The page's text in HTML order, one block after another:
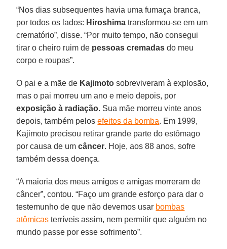
“Nos dias subsequentes havia uma fumaça branca,
por todos os lados: Hiroshima transformou-se em um
crematório”, disse. “Por muito tempo, não consegui
tirar o cheiro ruim de pessoas cremadas do meu
corpo e roupas”.
O pai e a mãe de Kajimoto sobreviveram à explosão,
mas o pai morreu um ano e meio depois, por
exposição à radiação. Sua mãe morreu vinte anos
depois, também pelosefeitos da bomba. Em 1999,
Kajimoto precisou retirar grande parte do estômago
por causa de umcâncer. Hoje, aos 88 anos, sofre
também dessa doença.
“A maioria dos meus amigos e amigas morreram de
câncer”, contou. “Faço um grande esforço para dar o
testemunho de que não devemos usar bombas
atômicas terríveis assim, nem permitir que alguém no
mundo passe por esse sofrimento”.